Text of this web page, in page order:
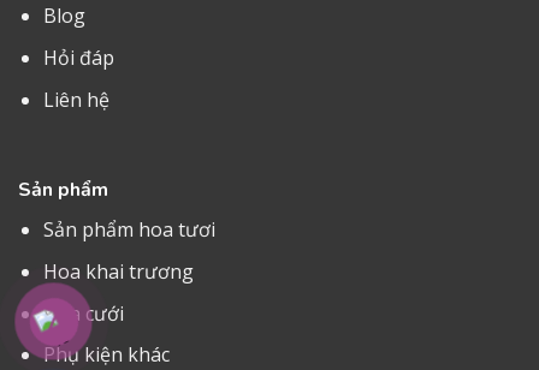
Blog
Hỏi đáp
Liên hệ
Sản phẩm
Sản phẩm hoa tươi
Hoa khai trương
Hoa cưới
Phụ kiện khác